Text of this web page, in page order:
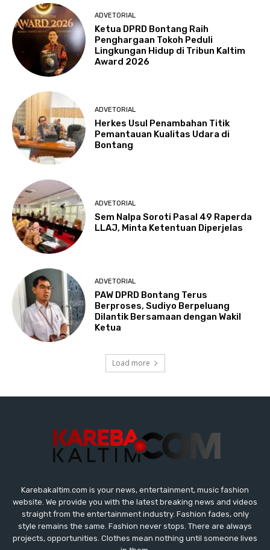
Karebakaltim.com is your news, entertainment, music fashion
website. We provide you with the latest breaking news and videos
straight from the entertainment industry. Fashion fades, only
style remains the same. Fashion never stops. There are always
projects, opportunities. Clothes mean nothing until someone lives